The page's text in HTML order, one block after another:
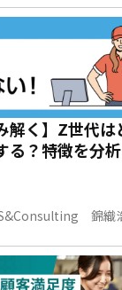
解く】Z世代
る？特徴を分析
錦織